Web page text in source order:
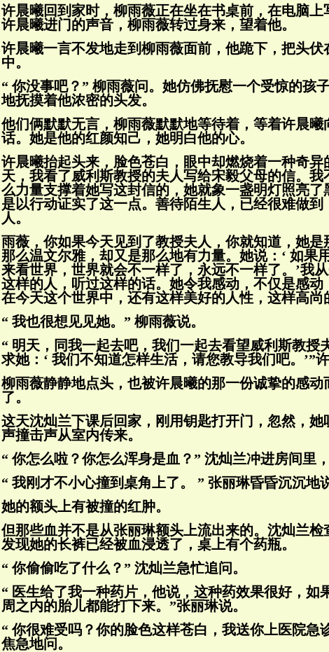
许晨曦回到家时，柳雨薇正在坐在书桌前，在电脑上
许晨曦进门的声音，柳雨薇转过身来，望着他。
许晨曦一言不发地走到柳雨薇面前，他跪下，把头伏
中。
“ 你没事吧？” 柳雨薇问。她仿佛抚慰一个受惊的孩
地抚摸着他浓密的头发。
他们俩默默无言，柳雨薇默默地等待着，等着许晨曦
话。她是他的红颜知己，她明白他的心。
许晨曦抬起头来，脸色苍白，眼中却燃烧着一种奇异
天，我看了威利斯教授的夫人写给宋毅父母的信。我
么力量支撑着她写这封信的，她就象一盏明灯照亮了
是以行动证实了这一点。善待陌生人，已经很难做到
人。
雨薇，你如果今天见到了教授夫人，你就知道，她是
那么温文尔雅，却又是那么地有力量。她说：‘ 如果
来看世界，世界就会不一样了，永远不一样了。’我
这样的人，听过这样的话。她令我感动，不仅是感动
在今天这个世界中，还有这样美好的人性，这样高尚
“ 我也很想见见她。” 柳雨薇说。
“ 明天， 同我一起去吧，我们一起去看望威利斯教授
求她：‘ 我们不知道怎样生活，请您教导我们吧。’”
柳雨薇静静地点头，也被许晨曦的那一份诚挚的感动
了。
这天沈灿兰下课后回家，刚用钥匙打开门，忽然，她
声撞击声从室内传来。
“ 你怎么啦？你怎么浑身是血？” 沈灿兰冲进房间里，
“ 我刚才不小心撞到桌角上了。 ” 张丽琳昏昏沉沉地
她的额头上有被撞的红肿。
但那些血并不是从张丽琳额头上流出来的。沈灿兰检
发现她的长裤已经被血浸透了，桌上有个药瓶。
“ 你偷偷吃了什么？” 沈灿兰急忙追问。
“ 医生给了我一种药片，他说，这种药效果很好，如
周之内的胎儿都能打下来。”张丽琳说。
“ 你很难受吗？你的脸色这样苍白，我送你上医院急
焦急地问。